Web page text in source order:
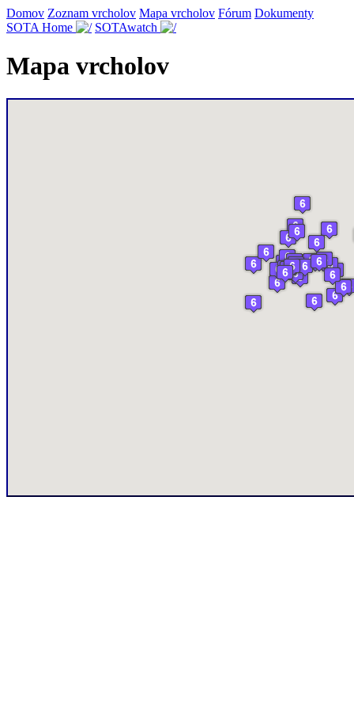
Domov Zoznam vrcholov Mapa vrcholov Fórum Dokumenty
SOTA Home
SOTAwatch
Mapa vrcholov